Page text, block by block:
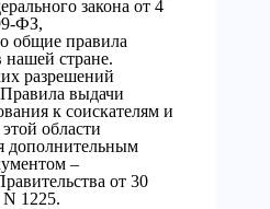
закона от 4
ФЗ,
общие правила
нашей стране.
разрешений
выдачи
к соискателям и
области
дополнительным
–
от 30
N 1225.